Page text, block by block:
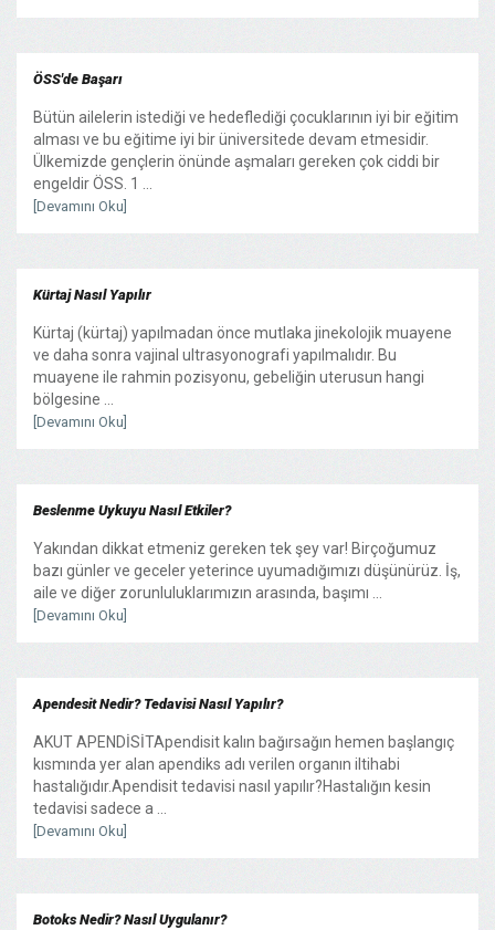
ÖSS'de Başarı
Bütün ailelerin istediği ve hedeflediği çocuklarının iyi bir eğitim
alması ve bu eğitime iyi bir üniversitede devam etmesidir.
Ülkemizde gençlerin önünde aşmaları gereken çok ciddi bir
engeldir ÖSS. 1 ...
[Devamını Oku]
Kürtaj Nasıl Yapılır
Kürtaj (kürtaj) yapılmadan önce mutlaka jinekolojik muayene
ve daha sonra vajinal ultrasyonografi yapılmalıdır. Bu
muayene ile rahmin pozisyonu, gebeliğin uterusun hangi
bölgesine ...
[Devamını Oku]
Beslenme Uykuyu Nasıl Etkiler?
Yakından dikkat etmeniz gereken tek şey var! Birçoğumuz
bazı günler ve geceler yeterince uyumadığımızı düşünürüz. İş,
aile ve diğer zorunluluklarımızın arasında, başımı ...
[Devamını Oku]
Apendesit Nedir? Tedavisi Nasıl Yapılır?
AKUT APENDİSİTApendisit kalın bağırsağın hemen başlangıç
kısmında yer alan apendiks adı verilen organın iltihabi
hastalığıdır.Apendisit tedavisi nasıl yapılır?Hastalığın kesin
tedavisi sadece a ...
[Devamını Oku]
Botoks Nedir? Nasıl Uygulanır?